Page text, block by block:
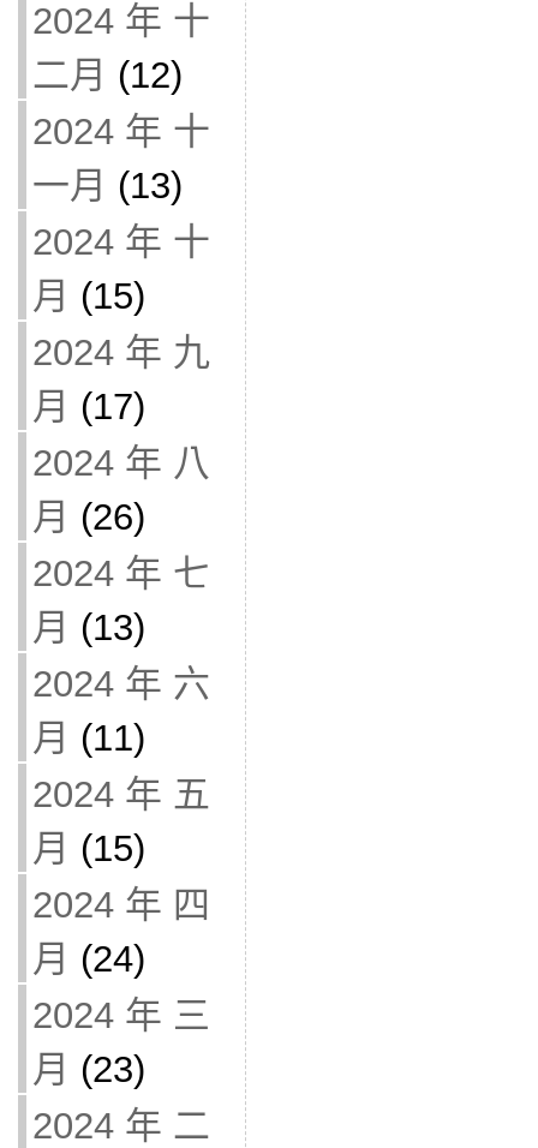
2024 年 十
二月 (12)
2024 年 十
一月 (13)
2024 年 十
月 (15)
2024 年 九
月 (17)
2024 年 八
月 (26)
2024 年 七
月 (13)
2024 年 六
月 (11)
2024 年 五
月 (15)
2024 年 四
月 (24)
2024 年 三
月 (23)
2024 年 二